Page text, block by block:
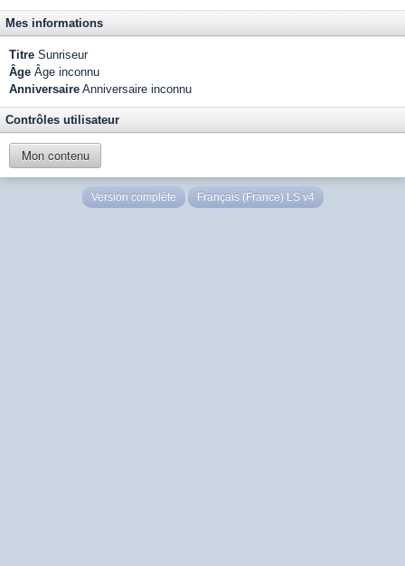
Mes informations
Titre Sunriseur
Âge Âge inconnu
Anniversaire Anniversaire inconnu
Contrôles utilisateur
Mon contenu
Version complète Français (France) LS v4